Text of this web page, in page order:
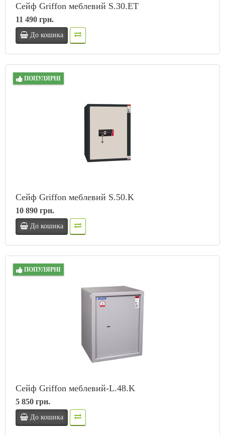
Сейф Griffon меблевий S.30.ET
11 490 грн.
До кошика
ПОПУЛЯРНІ
Сейф Griffon меблевий S.50.K
10 890 грн.
До кошика
ПОПУЛЯРНІ
Сейф Griffon меблевий-L.48.K
5 850 грн.
До кошика